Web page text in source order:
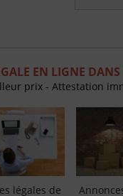
EN LIGNE
prix - Attestation
légales de